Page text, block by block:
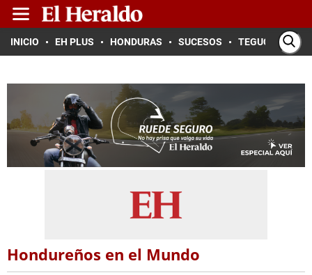
INICIO EH PLUS HONDURAS SUCESOS TEGUCIGALPA
Hondureños en el Mundo